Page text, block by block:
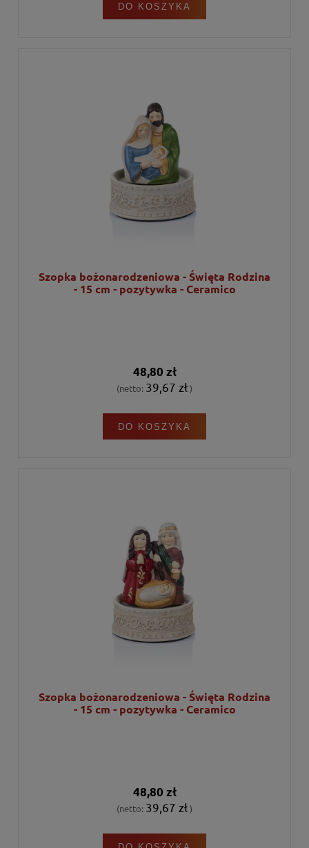
DO KOSZYKA
Szopka bożonarodzeniowa - Święta Rodzina
- 15 cm - pozytywka - Ceramico
48,80 zł
(netto: 39,67 zł)
DO KOSZYKA
Szopka bożonarodzeniowa - Święta Rodzina
- 15 cm - pozytywka - Ceramico
48,80 zł
(netto: 39,67 zł)